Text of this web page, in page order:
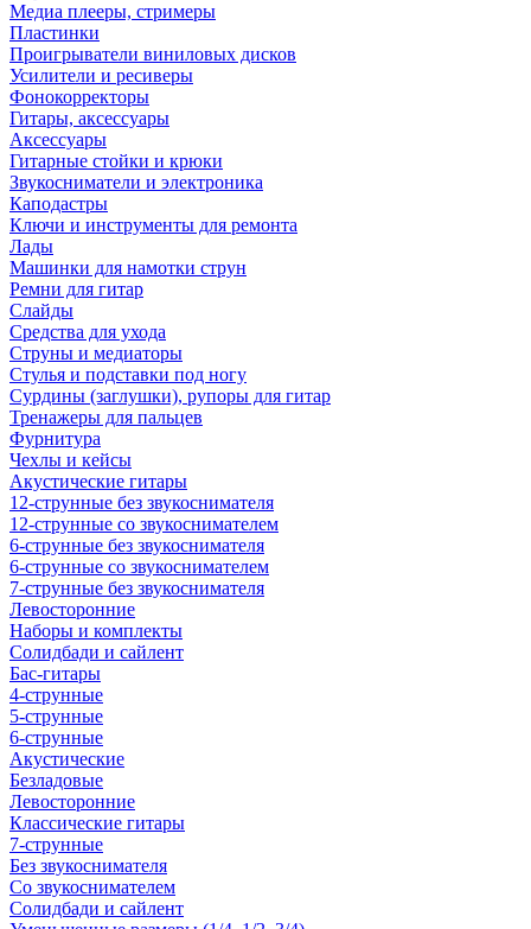
Медиа плееры, стримеры
Пластинки
Проигрыватели виниловых дисков
Усилители и ресиверы
Фонокорректоры
Гитары, аксессуары
Аксессуары
Гитарные стойки и крюки
Звукосниматели и электроника
Каподастры
Ключи и инструменты для ремонта
Лады
Машинки для намотки струн
Ремни для гитар
Слайды
Средства для ухода
Струны и медиаторы
Стулья и подставки под ногу
Сурдины (заглушки), рупоры для гитар
Тренажеры для пальцев
Фурнитура
Чехлы и кейсы
Акустические гитары
12-струнные без звукоснимателя
12-струнные со звукоснимателем
6-струнные без звукоснимателя
6-струнные со звукоснимателем
7-струнные без звукоснимателя
Левосторонние
Наборы и комплекты
Солидбади и сайлент
Бас-гитары
4-струнные
5-струнные
6-струнные
Акустические
Безладовые
Левосторонние
Классические гитары
7-струнные
Без звукоснимателя
Со звукоснимателем
Солидбади и сайлент